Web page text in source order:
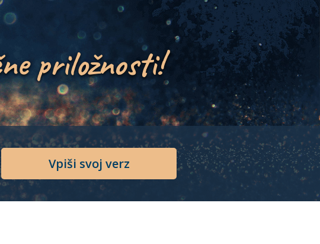
priložnosti!
Vpiši svoj verz